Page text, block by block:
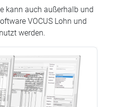
kann auch außerhalb und
VOCUS Lohn und
werden.